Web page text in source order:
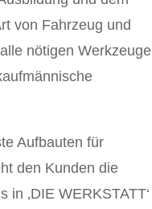
von Fahrzeug und
nötigen Werkzeuge
Aufbauten für
den Kunden die
‚DIE WERKSTATT‘